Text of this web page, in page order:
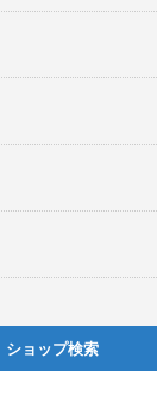
ショップ検索